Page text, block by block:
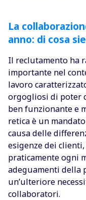
La
anno: di cosa
Il reclutamento ha
importante nel
lavoro
orgogliosi di poter
ben funzionante e
retica è un
causa delle
esigenze dei
praticamente ogni
adeguamenti della
un’ulteriore
collaboratori.